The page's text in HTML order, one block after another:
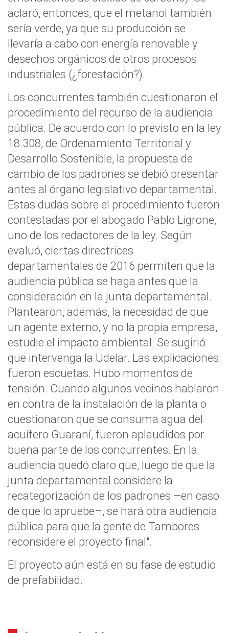
aclaró, entonces, que el metanol también
sería verde, ya que su producción se
llevaría a cabo con energía renovable y
desechos orgánicos de otros procesos
industriales (¿forestación?).
Los concurrentes también cuestionaron el
procedimiento del recurso de la audiencia
pública. De acuerdo con lo previsto en la ley
18.308, de Ordenamiento Territorial y
Desarrollo Sostenible, la propuesta de
cambio de los padrones se debió presentar
antes al órgano legislativo departamental.
Estas dudas sobre el procedimiento fueron
contestadas por el abogado Pablo Ligrone,
uno de los redactores de la ley. Según
evaluó, ciertas directrices
departamentales de 2016 permiten que la
audiencia pública se haga antes que la
consideración en la junta departamental.
Plantearon, además, la necesidad de que
un agente externo, y no la propia empresa,
estudie el impacto ambiental. Se sugirió
que intervenga la Udelar. Las explicaciones
fueron escuetas. Hubo momentos de
tensión. Cuando algunos vecinos hablaron
en contra de la instalación de la planta o
cuestionaron que se consuma agua del
acuífero Guaraní, fueron aplaudidos por
buena parte de los concurrentes. En la
audiencia quedó claro que, luego de que la
junta departamental considere la
recategorización de los padrones –en caso
de que lo apruebe–, se hará otra audiencia
pública para que la gente de Tambores
reconsidere el proyecto final".
El proyecto aún está en su fase de estudio
de prefabilidad.